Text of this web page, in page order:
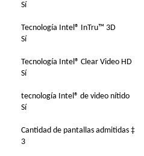
Sí
Tecnología Intel® InTru™ 3D
Sí
Tecnología Intel® Clear Video HD
Sí
tecnología Intel® de video nítido
Sí
Cantidad de pantallas admitidas ‡
3